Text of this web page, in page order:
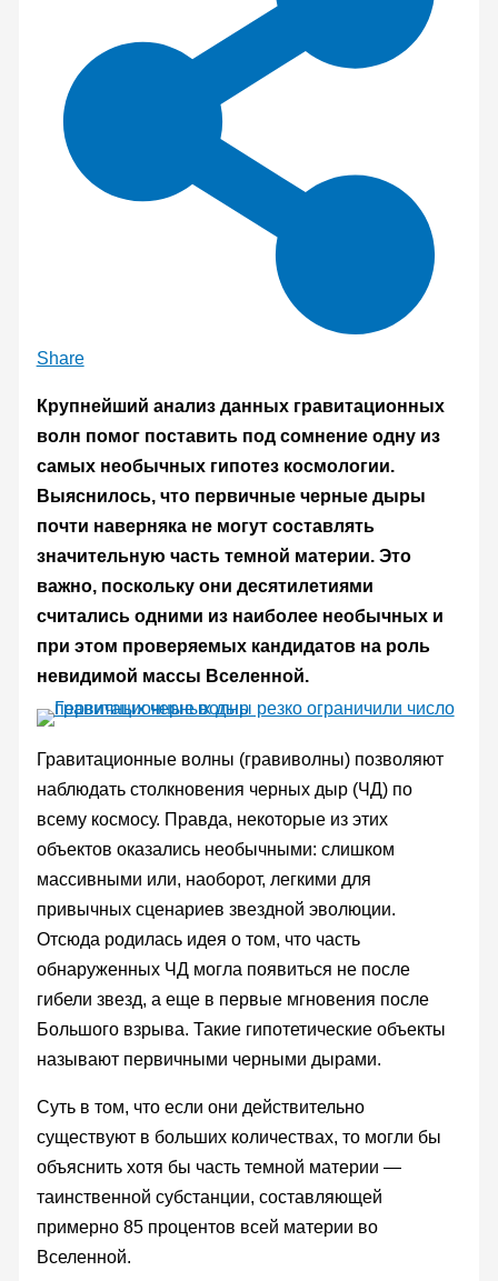
Share
Крупнейший анализ данных гравитационных
волн помог поставить под сомнение одну из
самых необычных гипотез космологии.
Выяснилось, что первичные черные дыры
почти наверняка не могут составлять
значительную часть темной материи. Это
важно, поскольку они десятилетиями
считались одними из наиболее необычных и
при этом проверяемых кандидатов на роль
невидимой массы Вселенной.
Гравитационные волны (гравиволны) позволяют
наблюдать столкновения черных дыр (ЧД) по
всему космосу. Правда, некоторые из этих
объектов оказались необычными: слишком
массивными или, наоборот, легкими для
привычных сценариев звездной эволюции.
Отсюда родилась идея о том, что часть
обнаруженных ЧД могла появиться не после
гибели звезд, а еще в первые мгновения после
Большого взрыва. Такие гипотетические объекты
называют первичными черными дырами.
Суть в том, что если они действительно
существуют в больших количествах, то могли бы
объяснить хотя бы часть темной материи —
таинственной субстанции, составляющей
примерно 85 процентов всей материи во
Вселенной.